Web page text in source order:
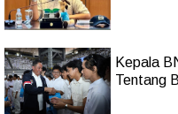
Kepala
Tentang